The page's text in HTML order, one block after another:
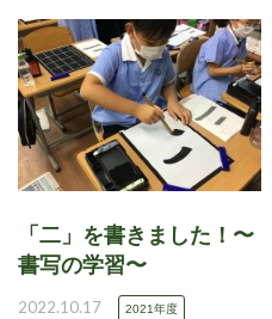
「二」を書きました！〜
書写の学習〜
2022.10.17 2021年度